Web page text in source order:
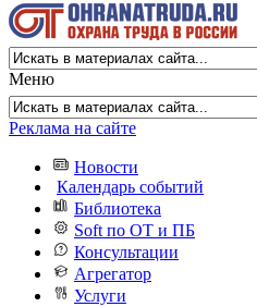
Меню
Реклама на сайте
Новости
Календарь событий
Библиотека
Soft по ОТ и ПБ
Консультации
Агрегатор
Услуги